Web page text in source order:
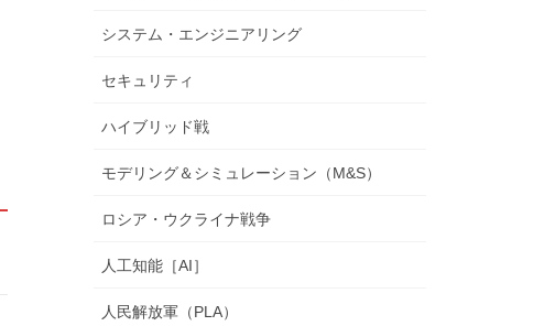
システム・エンジニアリング
セキュリティ
ハイブリッド戦
モデリング＆シミュレーション（M&S）
ロシア・ウクライナ戦争
人工知能［AI］
人民解放軍（PLA）